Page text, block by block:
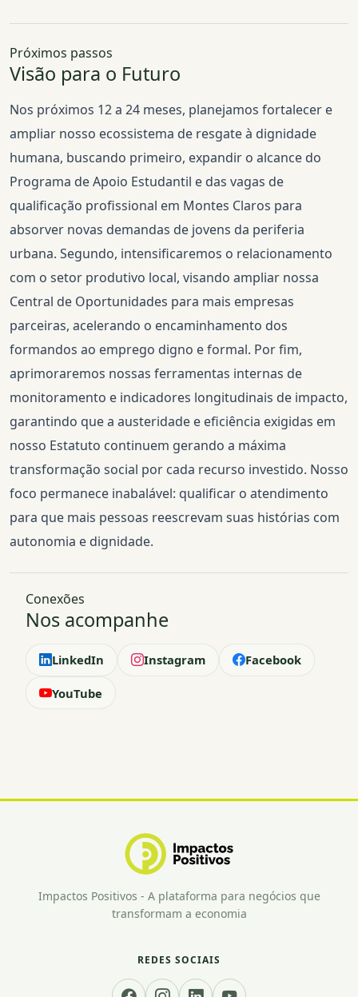
Próximos passos
Visão para o Futuro
Nos próximos 12 a 24 meses, planejamos fortalecer e
ampliar nosso ecossistema de resgate à dignidade
humana, buscando primeiro, expandir o alcance do
Programa de Apoio Estudantil e das vagas de
qualificação profissional em Montes Claros para
absorver novas demandas de jovens da periferia
urbana. Segundo, intensificaremos o relacionamento
com o setor produtivo local, visando ampliar nossa
Central de Oportunidades para mais empresas
parceiras, acelerando o encaminhamento dos
formandos ao emprego digno e formal. Por fim,
aprimoraremos nossas ferramentas internas de
monitoramento e indicadores longitudinais de impacto,
garantindo que a austeridade e eficiência exigidas em
nosso Estatuto continuem gerando a máxima
transformação social por cada recurso investido. Nosso
foco permanece inabalável: qualificar o atendimento
para que mais pessoas reescrevam suas histórias com
autonomia e dignidade.
Conexões
Nos acompanhe
LinkedIn Instagram Facebook
YouTube
Impactos Positivos - A plataforma para negócios que
transformam a economia
REDES SOCIAIS